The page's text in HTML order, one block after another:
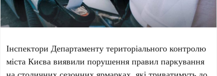
ІнспекториДепартаменту територіального контролю
міста Києва виявили порушення правил паркування